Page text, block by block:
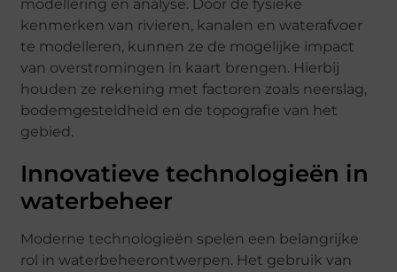
modellering en analyse. Door de fysieke
kenmerken van rivieren, kanalen en waterafvoer
te modelleren, kunnen ze de mogelijke impact
van overstromingen in kaart brengen. Hierbij
houden ze rekening met factoren zoals neerslag,
bodemgesteldheid en de topografie van het
gebied.
Innovatieve technologieën in
waterbeheer
Moderne technologieën spelen een belangrijke
rol in waterbeheerontwerpen. Het gebruik van